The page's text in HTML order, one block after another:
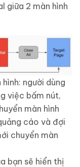
giữa 2 màn hình
người dùng
việc bấm nút,
màn hình
cáo và đợi
chuyển màn
bạn sẽ hiển thị